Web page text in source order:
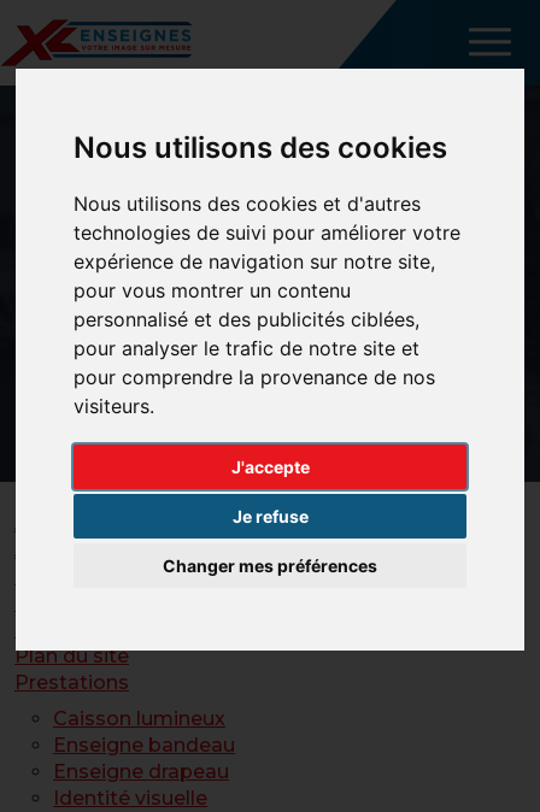
Nous utilisons des cookies
Nous utilisons des cookies et d'autres
technologies de suivi pour améliorer votre
expérience de navigation sur notre site,
pour vous montrer un contenu
personnalisé et des publicités ciblées,
pour analyser le trafic de notre site et
pour comprendre la provenance de nos
visiteurs.
J'accepte
Je refuse
Changer mes préférences
Plan du site
XL ENSEIGNES/PLAN DU SITE
Accueil
Actualités
Plan du site
Prestations
Caisson lumineux
Enseigne bandeau
Enseigne drapeau
Identité visuelle